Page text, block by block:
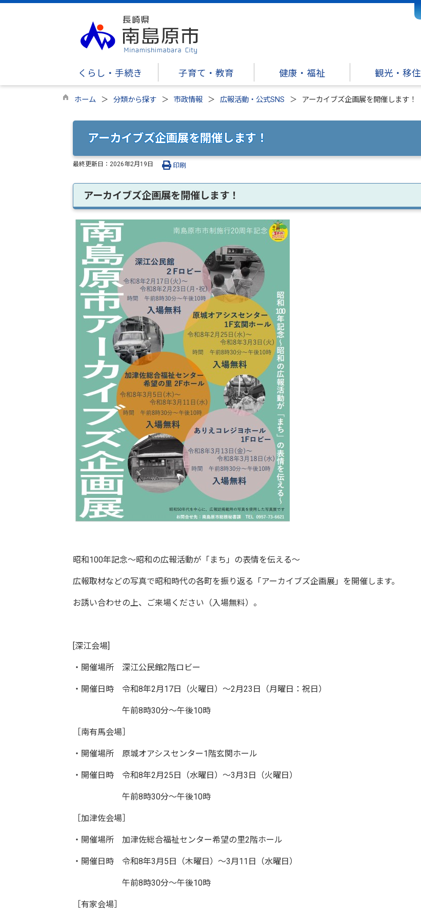
くらし・手続き 子育て・教育 健康・福祉 観光・移住
ホーム 分類から探す 市政情報 広報活動・公式SNS アーカイブズ企画展を開催します！
アーカイブズ企画展を開催します！
最終更新日： 2026年2月19日 印刷
アーカイブズ企画展を開催します！
昭和100年記念～昭和の広報活動が「まち」の表情を伝える～
広報取材などの写真で昭和時代の各町を振り返る「アーカイブズ企画展」を開催します。
お誘い合わせの上、ご来場ください（入場無料）。
[深江会場]
・開催場所 深江公民館2階ロビー
・開催日時 令和8年2月17日（火曜日）～2月23日（月曜日：祝日）
午前8時30分～午後10時
［南有馬会場］
・開催場所 原城オアシスセンター1階玄関ホール
・開催日時 令和8年2月25日（水曜日）～3月3日（火曜日）
午前8時30分～午後10時
［加津佐会場］
・開催場所 加津佐総合福祉センター希望の里2階ホール
・開催日時 令和8年3月5日（木曜日）～3月11日（水曜日）
午前8時30分～午後10時
［有家会場］